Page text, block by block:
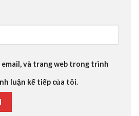
và trang web trong trình
luận kế tiếp của tôi.